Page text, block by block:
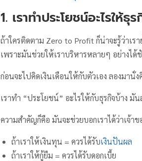
1. เราทำประโยชน์อะไรให้ธุ
ถ้าใครติดตาม Zero to Profit ก็น่าจะรู้ว่าเร
เพราะมันช่วยให้เราบริหารหลายๆ อย่างได้
ก่อนจะไปคิดเงินเดือนให้กับตัวเอง ลองมานั่
เราทำ “ประโยชน์” อะไรให้กับธุรกิจบ้าง มัน
ความสำคัญก็คือ มันจะช่วยบอกเราได้ว่าเจ้า
ถ้าเราให้เงินทุน = ควรได้รับเงินปันผล
ถ้าเราให้กู้ยืม = ควรได้รับดอกเบี้ย